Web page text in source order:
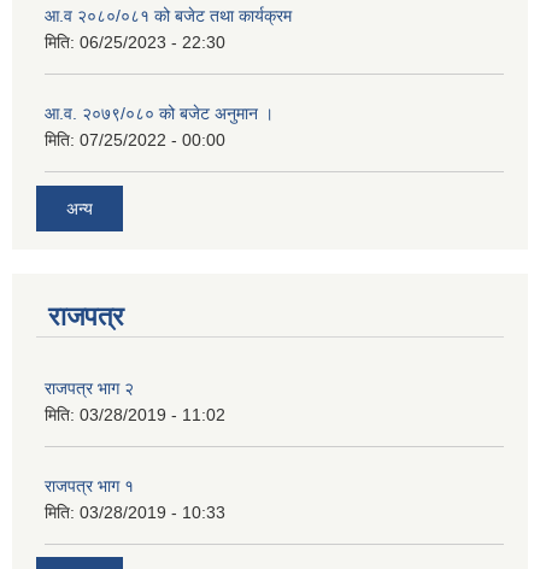
आ.व २०८०/०८१ को बजेट तथा कार्यक्रम
मिति: 06/25/2023 - 22:30
आ.व. २०७९/०८० को बजेट अनुमान ।
मिति: 07/25/2022 - 00:00
अन्य
राजपत्र
राजपत्र भाग २
मिति: 03/28/2019 - 11:02
राजपत्र भाग १
मिति: 03/28/2019 - 10:33